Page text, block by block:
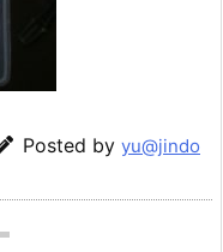
Posted by yu@jindo